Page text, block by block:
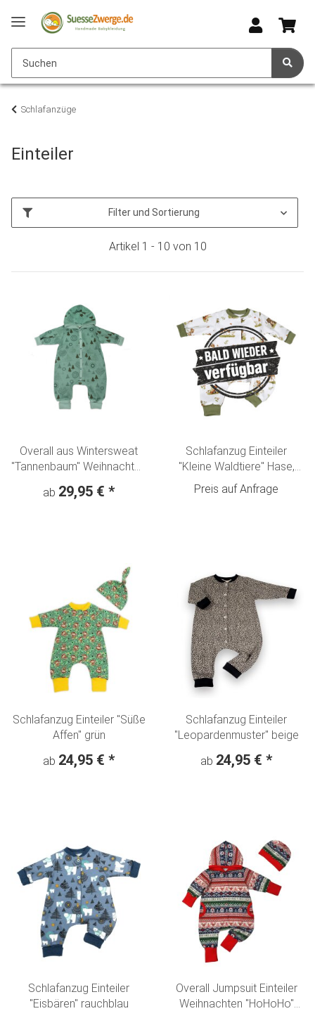
Schlafanzüge
Einteiler
Filter und Sortierung
Artikel 1 - 10 von 10
Overall aus Wintersweat
"Tannenbaum" Weihnachten
ab 29,95 € *
Schlafanzug Einteiler
"Kleine Waldtiere" Hase,
Fuchs, Reh & Bär creme-
olivgrün
Preis auf Anfrage
Schlafanzug Einteiler "Süße
Affen" grün
ab 24,95 € *
Schlafanzug Einteiler
"Leopardenmuster" beige
ab 24,95 € *
Schlafanzug Einteiler
"Eisbären" rauchblau
Overall Jumpsuit Einteiler
Weihnachten "HoHoHo"